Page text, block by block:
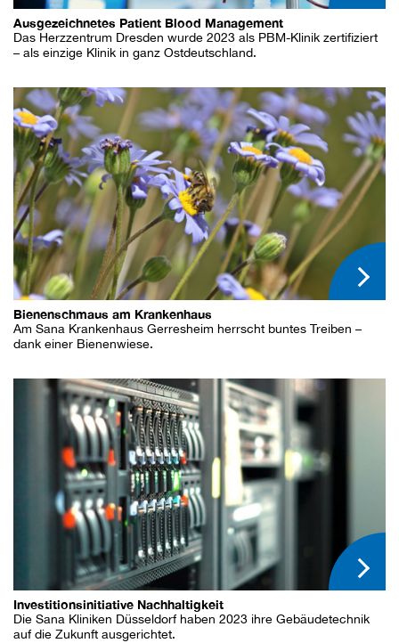
Ausgezeichnetes Patient Blood Management
Das Herzzentrum Dresden wurde 2023 als PBM-Klinik zertifiziert
– als einzige Klinik in ganz Ostdeutschland.
Bienenschmaus am Krankenhaus
Am Sana Krankenhaus Gerresheim herrscht buntes Treiben –
dank einer Bienenwiese.
Investitionsinitiative Nachhaltigkeit
Die Sana Kliniken Düsseldorf haben 2023 ihre Gebäudetechnik
auf die Zukunft ausgerichtet.